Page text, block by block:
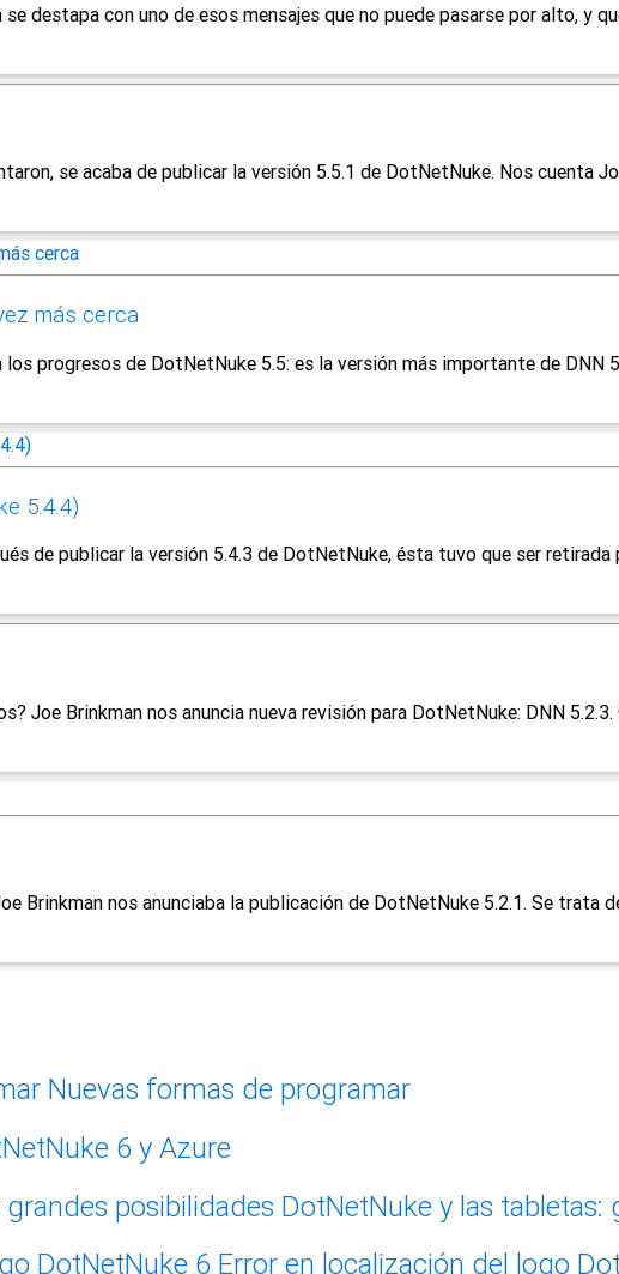
destapa con uno de esos mensajes que no puede pasarse por alto, y
se acaba de publicar la versión 5.5.1 de DotNetNuke. Nos cuenta
más cerca
los progresos de DotNetNuke 5.5: es la versión más importante de DNN
5.4.4)
de publicar la versión 5.4.3 de DotNetNuke, ésta tuvo que ser retirada
Joe Brinkman nos anuncia nueva revisión para DotNetNuke: DNN
Brinkman nos anunciaba la publicación de DotNetNuke 5.2.1. Se trata
Nuevas formas de programar
6 y Azure
DotNetNuke y las tabletas:
Error en localización del logo